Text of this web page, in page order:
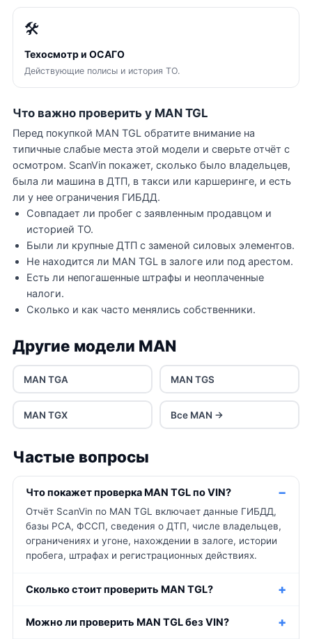
🛠
Техосмотр и ОСАГО
Действующие полисы и история ТО.
Что важно проверить у MAN TGL
Перед покупкой MAN TGL обратите внимание на
типичные слабые места этой модели и сверьте отчёт с
осмотром. ScanVin покажет, сколько было владельцев,
была ли машина в ДТП, в такси или каршеринге, и есть
ли у нее ограничения ГИБДД.
Совпадает ли пробег с заявленным продавцом и
историей ТО.
Были ли крупные ДТП с заменой силовых элементов.
Не находится ли MAN TGL в залоге или под арестом.
Есть ли непогашенные штрафы и неоплаченные
налоги.
Сколько и как часто менялись собственники.
Другие модели MAN
MAN TGA MAN TGS
MAN TGX Все MAN →
Частые вопросы
Что покажет проверка MAN TGL по VIN?
Отчёт ScanVin по MAN TGL включает данные ГИБДД,
базы РСА, ФССП, сведения о ДТП, числе владельцев,
ограничениях и угоне, нахождении в залоге, истории
пробега, штрафах и регистрационных действиях.
Сколько стоит проверить MAN TGL?
Можно ли проверить MAN TGL без VIN?